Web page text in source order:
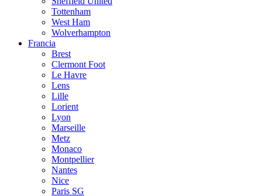
Tottenham
West Ham
Wolverhampton
Francia
Brest
Clermont Foot
Le Havre
Lens
Lille
Lorient
Lyon
Marseille
Metz
Monaco
Montpellier
Nantes
Nice
Paris SG